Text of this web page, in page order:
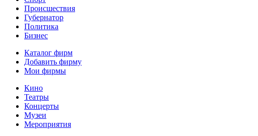
Происшествия
Губернатор
Политика
Бизнес
Каталог фирм
Добавить фирму
Мои фирмы
Кино
Театры
Концерты
Музеи
Мероприятия